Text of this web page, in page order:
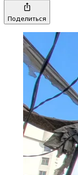
Поделиться